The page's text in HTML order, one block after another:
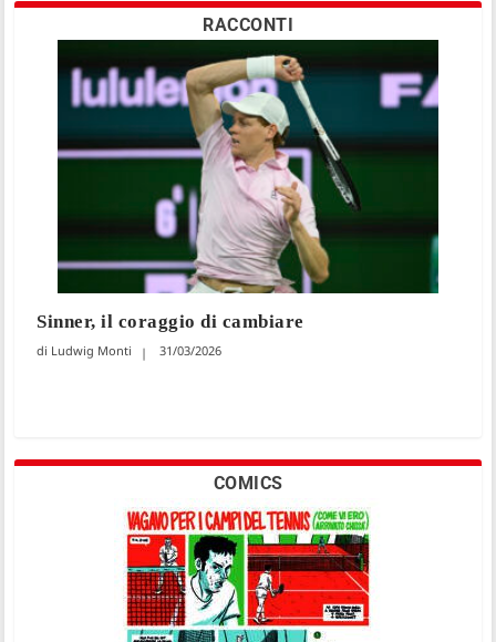
RACCONTI
Sinner, il coraggio di cambiare
Ludwig Monti 31/03/2026
COMICS